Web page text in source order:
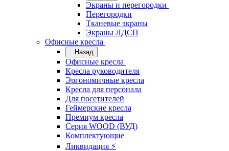
Экраны и перегородки
Перегородки
Тканевые экраны
Экраны ЛДСП
Офисные кресла
Назад
Офисные кресла
Кресла руководителя
Эргономичные кресла
Кресла для персонала
Для посетителей
Геймерские кресла
Премиум кресла
Серия WOOD (ВУД)
Комплектующие
Ликвидация ⚡